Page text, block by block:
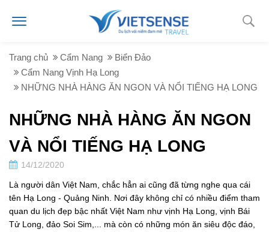
Trang chủ Cẩm Nang
Biển Đảo
Cẩm Nang Vịnh Hạ Long
NHỮNG NHÀ HÀNG ĂN NGON VÀ NỔI TIẾNG HẠ LONG
NHỮNG NHÀ HÀNG ĂN NGON
VÀ NỔI TIẾNG HẠ LONG
14/12/2020
Là người dân Việt Nam, chắc hẳn ai cũng đã từng nghe qua cái
tên Hạ Long - Quảng Ninh. Nơi đây không chỉ có nhiều điểm tham
quan du lịch đẹp bậc nhất Việt Nam như vịnh Hạ Long, vịnh Bái
Tử Long, đảo Soi Sim,... mà còn có những món ăn siêu độc đáo,